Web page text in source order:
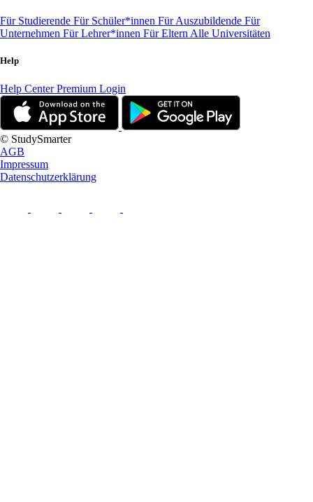
Für Studierende Für Schüler*innen Für Auszubildende Für
Unternehmen Für Lehrer*innen Für Eltern Alle Universitäten
Help
Help CenterPremium Login
© StudySmarter
AGB
Impressum
Datenschutzerklärung